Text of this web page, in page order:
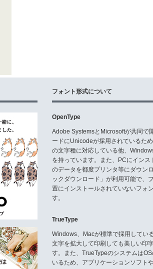
フォント形式について
OpenType
Adobe SystemsとMicrosoftが共同で
ードにUnicodeが採用されているた
の文字種に対応している他、
を持っています。また、PCにインス
のデータを都度プリンタ等にダウン
ックダウンロード」が利用可能で、
置にインストールされていないフォ
す。
TrueType
Windows、Macが標準で採用してい
文字を拡大して印刷しても美しい印
す。また、TrueTypeのシステムは
いるため、アプリケーションソフト